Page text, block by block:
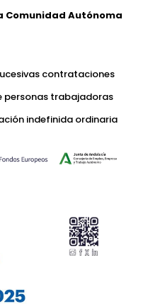
Autónoma
contrataciones
personas trabajadoras
indefinida ordinaria